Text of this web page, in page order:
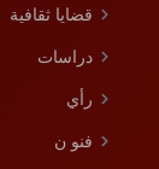
قضايا ثقافية
دراسات
رأي
فنو ن